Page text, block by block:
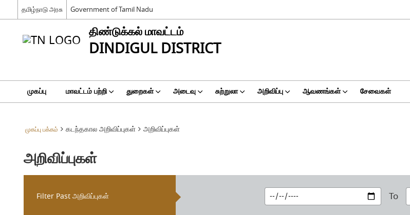
தமிழ்நாடு அரசு Government of Tamil Nadu
திண்டுக்கல் மாவட்டம்
DINDIGUL DISTRICT
முகப்பு மாவட்டம் பற்றி துறைகள் அடைவு சுற்றுலா அறிவிப்பு ஆவணங்கள் சேவைகள்
முகப்பு பக்கம் கடந்தகால அறிவிப்புகள் அறிவிப்புகள்
அறிவிப்புகள்
Filter Past அறிவிப்புகள் To